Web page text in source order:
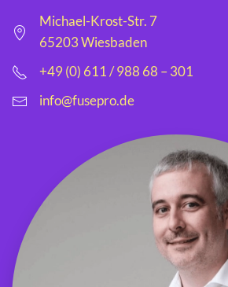
Michael-Krost-Str. 7
65203 Wiesbaden
+49 (0) 611 / 988 68 – 301
info@fusepro.de